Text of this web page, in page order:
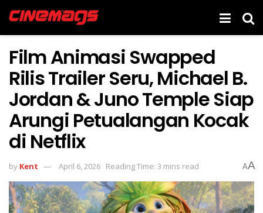
Film Animasi Swapped
Rilis Trailer Seru, Michael B.
Jordan & Juno Temple Siap
Arungi Petualangan Kocak
di Netflix
by Kent April 6, 2026 Reading Time: 3 mins read AA